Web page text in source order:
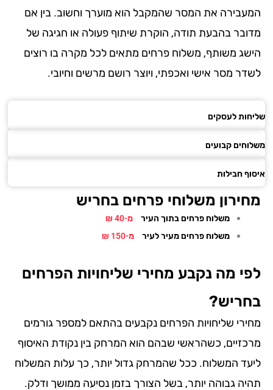
את המסר שהמקבל הוא מוערך וחשוב. בין אם
בהבעת תודה, הוקרת שיתוף פעולה או חגיגה של
משותף, משלוח פרחים מתאים לכל מקרה בו רוצים
מסר אישי ואכפתי, ויוצר רושם מרשים וחיובי.
לעסקים
קבועים
חבילות
משלוחי פרחים בחריש
משלוח פרחים בתוך העיר
מ-40 ₪
משלוח פרחים מעיר לעיר
מ-150 ₪
מה נקבע מחירי שליחויות הפרחים
שליחויות הפרחים נקבעים בהתאם למספר גורמים
כשהראשי שבהם הוא המרחק בין נקודת האיסוף
המשלוח. ככל שהמרחק גדול יותר, כך עלות המשלוח
גבוהה יותר, בשל הצורך בזמן נסיעה ממושך ודלק.